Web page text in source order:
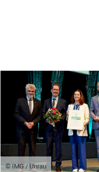
© IMG / Unrau